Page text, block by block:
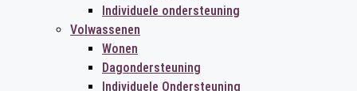
Individuele ondersteuning
Volwassenen
Wonen
Dagondersteuning
Individuele Ondersteuning